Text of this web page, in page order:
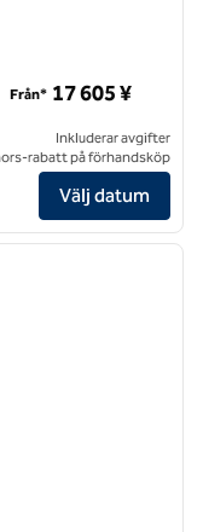
Tokyo Ariake
Från* 17 605 ¥
Inkluderar avgifter
rabatt på förhandsköp
Välj datum
1/12
nästa